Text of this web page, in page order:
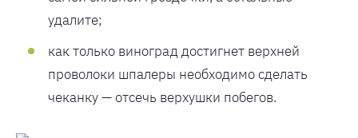
удалите;
как только виноград достигнет верхней
проволоки шпалеры необходимо сделать
чеканку — отсечь верхушки побегов.